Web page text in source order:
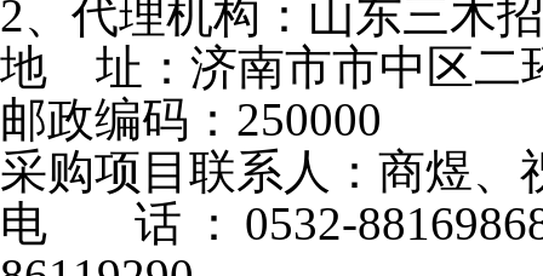
2、代理机构：山东三木
地 址：济南市市中区二
邮政编码：250000
采购项目联系人：商煜、
电话： 0532-